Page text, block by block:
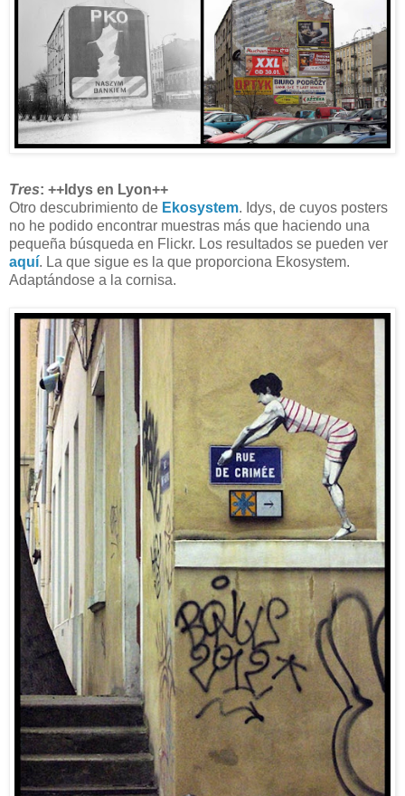
Tres: ++Idys en Lyon++
Otro descubrimiento de Ekosystem. Idys, de cuyos posters
no he podido encontrar muestras más que haciendo una
pequeña búsqueda en Flickr. Los resultados se pueden ver
aquí. La que sigue es la que proporciona Ekosystem.
Adaptándose a la cornisa.